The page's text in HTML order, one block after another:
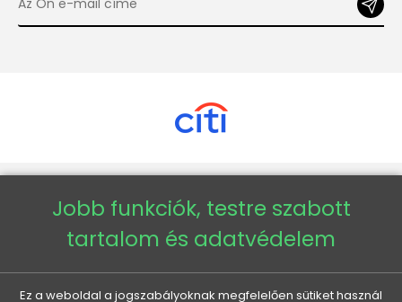
Copyright © 2026 - Veneti™
Veneti HU
Veneti CZ
Jobb funkciók, testre szabott
tartalom és adatvédelem
Ez a weboldal a jogszabályoknak megfelelően sütiket használ